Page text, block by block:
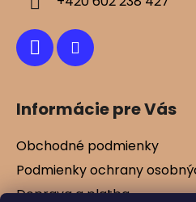
Informácie pre Vás
Obchodné podmienky
Podmienky ochrany
Doprava a platba